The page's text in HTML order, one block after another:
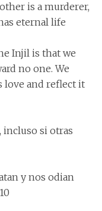
is a murderer,
eternal life
Injil is that we
no one. We
love and reflect it
incluso si otras
y nos odian